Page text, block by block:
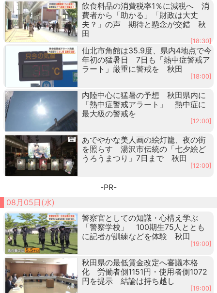
飲食料品の消費税率1％に減税へ 消
費者から「助かる」「財政は大丈
夫？」の声 期待と懸念が交錯 秋
田
[18:30]
仙北市角館は35.9度、県内4地点で今
年初の猛暑日 7日も「熱中症警戒ア
ラート」厳重に警戒を 秋田
[18:00]
内陸中心に猛暑の予想 秋田県内に
「熱中症警戒アラート」 熱中症に
最大級の警戒を
[12:00]
あでやかな美人画の絵灯籠、夜の街
を照らす 湯沢市伝統の「七夕絵ど
うろうまつり」7日まで 秋田
[12:00]
-PR-
08月05日(水)
警察官としての知識・心構え学ぶ
「警察学校」 100期生75人ととも
に記者が訓練などを体験 秋田
[19:00]
秋田県の最低賃金改定へ審議本格
化 労働者側1151円・使用者側1072
円を提示 結論は持ち越し
[19:00]